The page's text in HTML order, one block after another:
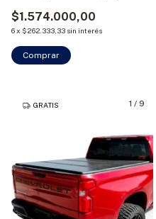
$1.574.000,00
6x $262.333,33 sin interés
Comprar
1 / 9
GRATIS